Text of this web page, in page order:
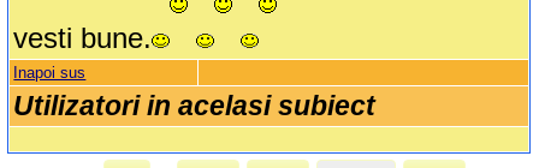
vesti bune.
Inapoi sus
Utilizatori in acelasi subiect